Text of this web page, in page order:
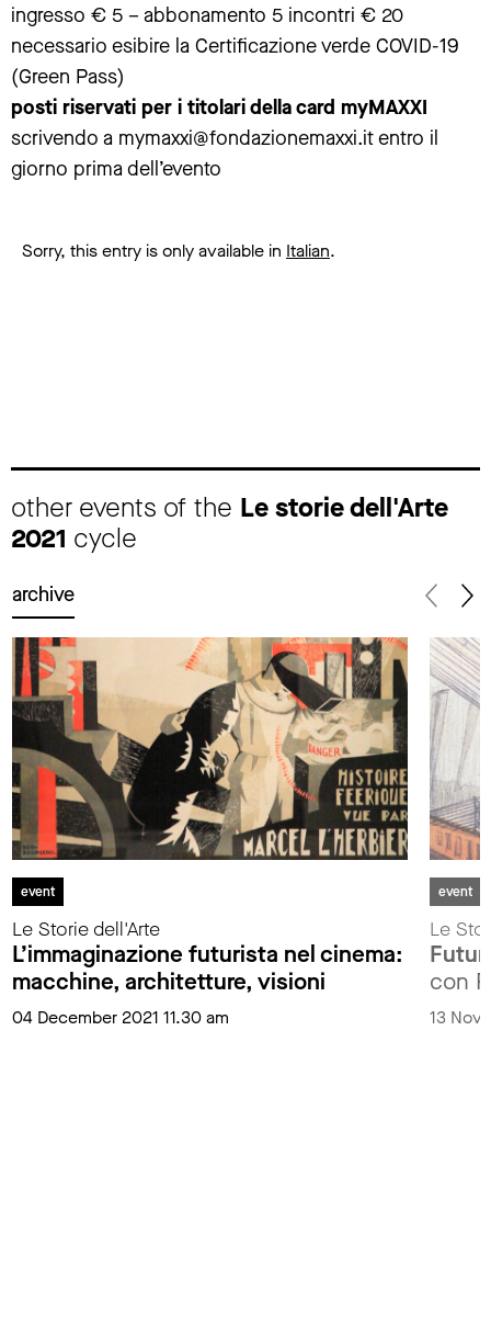
ingresso € 5 – abbonamento 5 incontri € 20
necessario esibire la Certificazione verde COVID-19
(Green Pass)
posti riservati per i titolari della card myMAXXI
scrivendo a mymaxxi@fondazionemaxxi.itentro il
giorno prima dell’evento
Sorry, this entry is only available in Italian.
other events of the Le storie dell'Arte
2021 cycle
archive
event
Le Storie dell'Arte
L’immaginazione futurista nel cinema:
macchine, architetture, visioni
04 December 2021 11.30 am
event
Le
con
13